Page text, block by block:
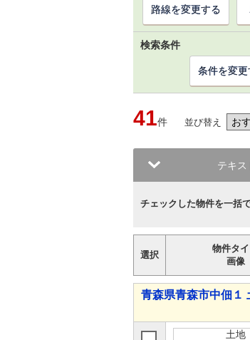
路線を変更する
検索条件
条件を変更
41件 並び替え
テキス
チェックした物件を一括
選択
物件タ
画像
青森県青森市中佃１
土地